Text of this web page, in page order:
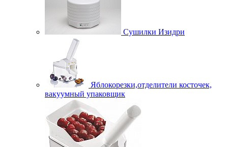
Сушилки Изидри
Яблокорезки,отделители косточек,
вакуумный упаковщик